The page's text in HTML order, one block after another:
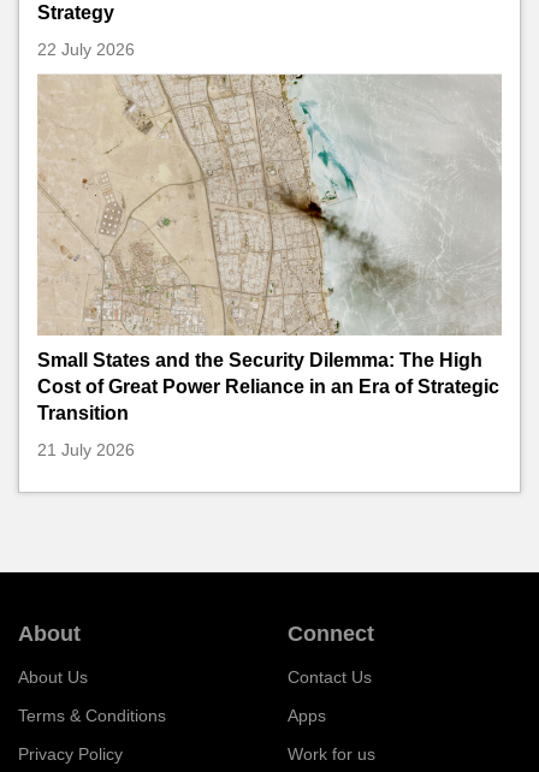
Strategy
22 July 2026
Small States and the Security Dilemma: The High
Cost of Great Power Reliance in an Era of Strategic
Transition
21 July 2026
About
About Us
Terms & Conditions
Privacy Policy
Connect
Contact Us
Apps
Work for us